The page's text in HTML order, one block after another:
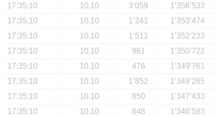
17:35:10
10.10 3’059
1’356’533
17:35:10
10.10 1’241
1’353’474
17:35:10
10.10 1’511
1’352’233
17:35:10
10.10 961
1’350’722
17:35:10
10.10 476
1’349’761
17:35:10
10.10 1’852
1’349’285
17:35:10
10.10 850
1’347’433
17:35:10
10.10 648
1’346’583